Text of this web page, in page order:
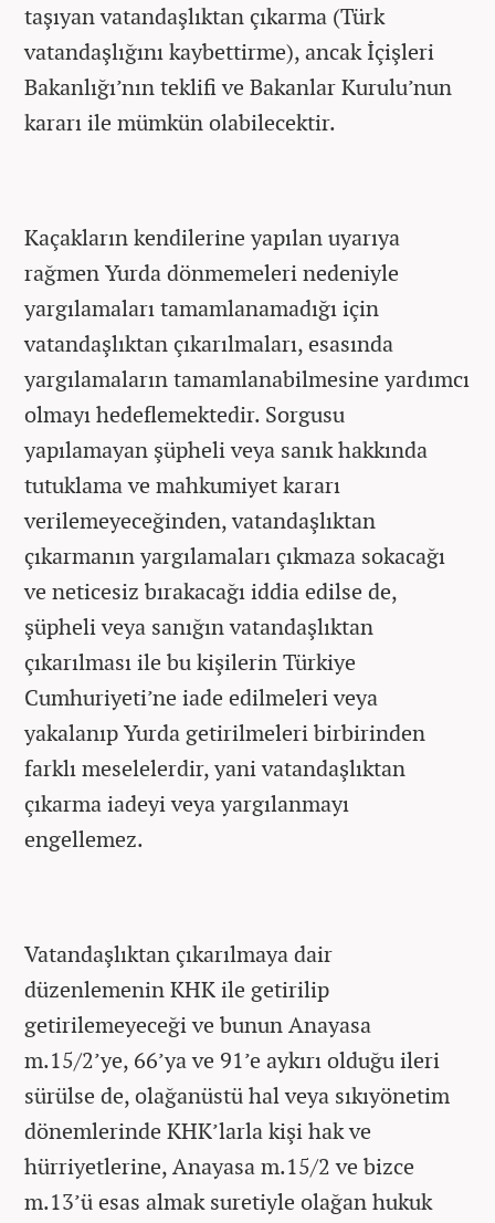
taşıyan vatandaşlıktan çıkarma (Türk
vatandaşlığını kaybettirme), ancak İçişleri
Bakanlığı’nın teklifi ve Bakanlar Kurulu’nun
kararı ile mümkün olabilecektir.
Kaçakların kendilerine yapılan uyarıya
rağmen Yurda dönmemeleri nedeniyle
yargılamaları tamamlanamadığı için
vatandaşlıktan çıkarılmaları, esasında
yargılamaların tamamlanabilmesine yardımcı
olmayı hedeflemektedir. Sorgusu
yapılamayan şüpheli veya sanık hakkında
tutuklama ve mahkumiyet kararı
verilemeyeceğinden, vatandaşlıktan
çıkarmanın yargılamaları çıkmaza sokacağı
ve neticesiz bırakacağı iddia edilse de,
şüpheli veya sanığın vatandaşlıktan
çıkarılması ile bu kişilerin Türkiye
Cumhuriyeti’ne iade edilmeleri veya
yakalanıp Yurda getirilmeleri birbirinden
farklı meselelerdir, yani vatandaşlıktan
çıkarma iadeyi veya yargılanmayı
engellemez.
Vatandaşlıktan çıkarılmaya dair
düzenlemenin KHK ile getirilip
getirilemeyeceği ve bunun Anayasa
m.15/2’ye, 66’ya ve 91’e aykırı olduğu ileri
sürülse de, olağanüstü hal veya sıkıyönetim
dönemlerinde KHK’larla kişi hak ve
hürriyetlerine, Anayasa m.15/2 ve bizce
m.13’ü esas almak suretiyle olağan hukuk